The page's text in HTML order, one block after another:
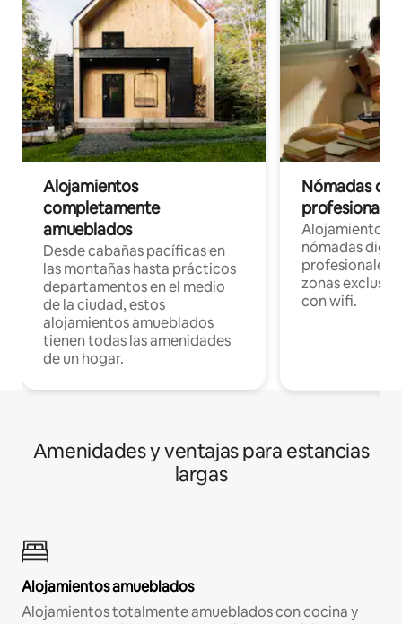
Alojamientos
completamente
amueblados
Desde cabañas pacíficas en
las montañas hasta prácticos
departamentos en el medio
de la ciudad, estos
alojamientos amueblados
tienen todas las amenidades
de un hogar.
Nómadas
Alojamientos
nómadas
profesionales
zonas
con wifi.
Amenidades y ventajas para estancias
largas
Alojamientos amueblados
Alojamientos totalmente amueblados con cocina y